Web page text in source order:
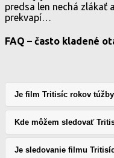
predsa len nechá zlákať
prekvapí…
FAQ – často kladené
Je film Tritisíc rokov
Kde môžem sledovať
Je sledovanie filmu